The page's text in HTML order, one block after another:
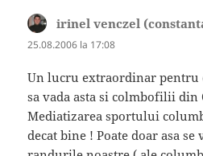
irinel venczel
25.08.2006 la 17:08
Un lucru extraordinar
sa vada asta si colmbofilii din
Mediatizarea sportului
decat bine ! Poate doar asa